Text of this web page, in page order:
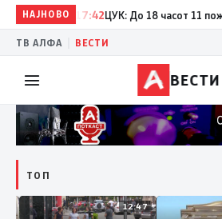
НАЈНОВО17:42ЦУК: До 18 часот 11 пожари
ТВ АЛФА ВЕСТИ
ВЕСТИ
ТОП
12:47